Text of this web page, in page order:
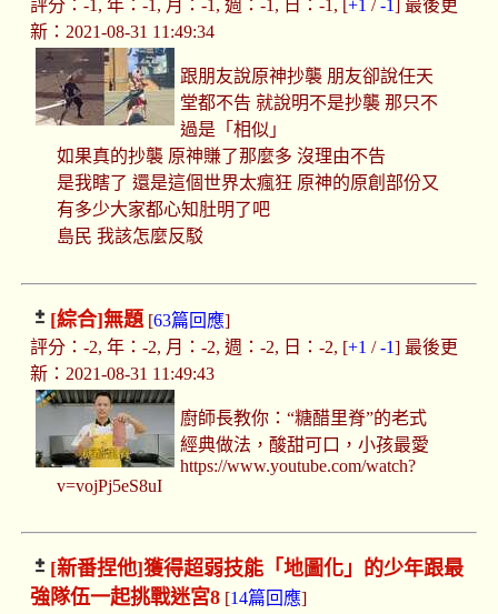
評分：-1, 年：-1, 月：-1, 週：-1, 日：-1, [+1 /-1] 最後更
新：2021-08-31 11:49:34
跟朋友說原神抄襲 朋友卻說任天
堂都不告 就說明不是抄襲 那只不
過是「相似」
如果真的抄襲 原神賺了那麼多 沒理由不告
是我瞎了 還是這個世界太瘋狂 原神的原創部份又
有多少大家都心知肚明了吧
島民 我該怎麼反駁
[綜合]無題[63篇回應]
評分：-2, 年：-2, 月：-2, 週：-2, 日：-2, [+1 /-1] 最後更
新：2021-08-31 11:49:43
廚師長教你：“糖醋里脊”的老式
經典做法，酸甜可口，小孩最愛
https://www.youtube.com/watch?
v=vojPj5eS8uI
[新番捏他]獲得超弱技能「地圖化」的少年跟最
強隊伍一起挑戰迷宮8[14篇回應]